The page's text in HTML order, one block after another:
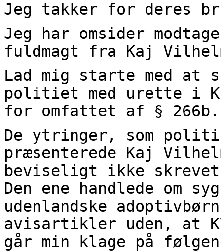
Jeg takker for deres
Jeg har omsider
fuldmagt fra Kaj
Lad mig starte med at
politiet med urette i
for omfattet af § 266b.
De ytringer, som
præsenterede Kaj
beviseligt ikke
Den ene handlede om
udenlandske
avisartikler uden, at
går min klage på